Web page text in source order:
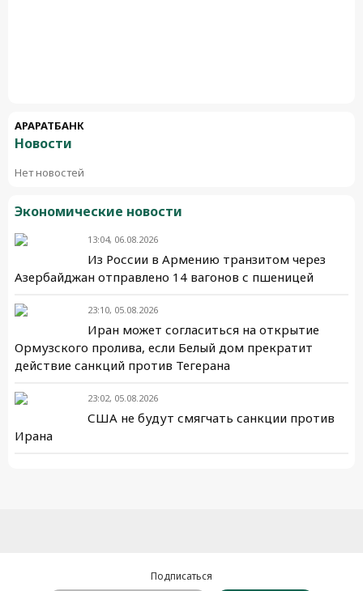
АРАРАТБАНК
Новости
Нет новостей
Экономические новости
13:04, 06.08.2026
Из России в Армению транзитом через
Азербайджан отправлено 14 вагонов с пшеницей
23:10, 05.08.2026
Иран может согласиться на открытие
Ормузского пролива, если Белый дом прекратит
действие санкций против Тегерана
23:02, 05.08.2026
США не будут смягчать санкции против
Ирана
Подписаться